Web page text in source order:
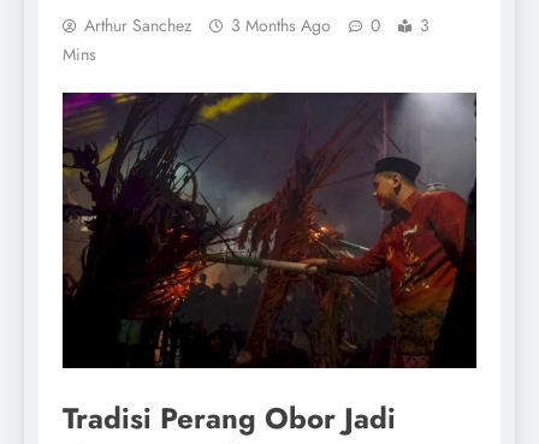
Arthur Sanchez 3 Months Ago 0
3
Mins
Tradisi Perang Obor Jadi